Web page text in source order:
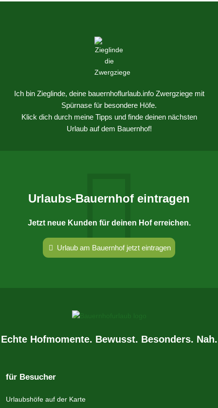
Ich bin Zieglinde, deine bauernhoflurlaub.info Zwergziege mit
Spürnase für besondere Höfe.
Klick dich durch meine Tipps und finde deinen nächsten
Urlaub auf dem Bauernhof!
Urlaubs-Bauernhof eintragen
Jetzt neue Kunden für deinen Hof erreichen.
Urlaub am Bauernhof jetzt eintragen
Echte Hofmomente. Bewusst. Besonders. Nah.
für Besucher
Urlaubshöfe auf der Karte